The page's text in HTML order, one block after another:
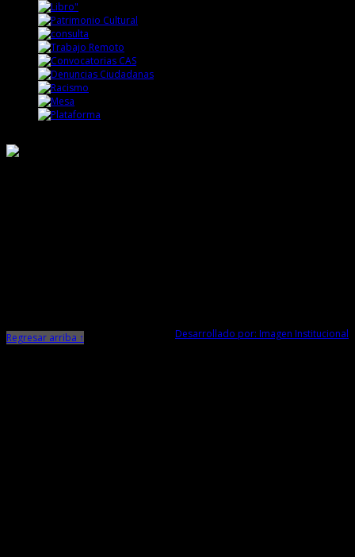
Desarrollado por: Imagen Institucional
Regresar arriba ↑